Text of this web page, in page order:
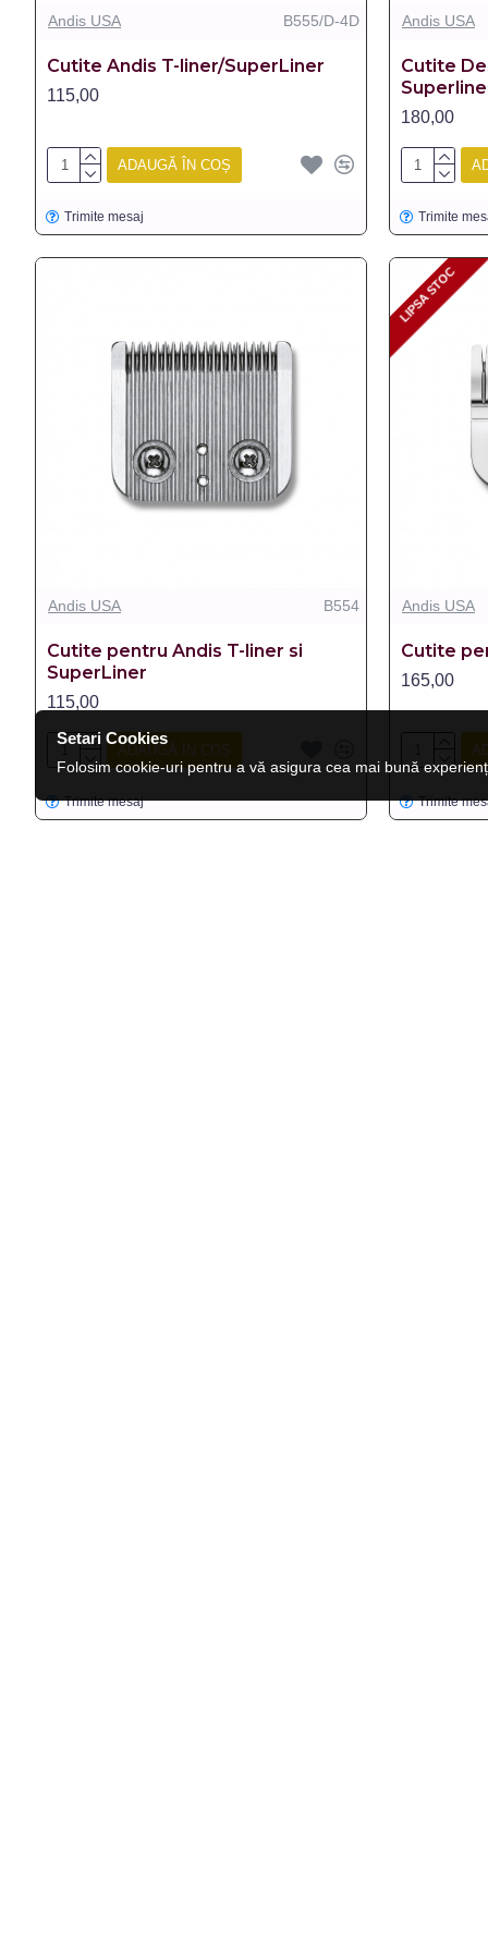
Andis USA B555/D-4D
Cutite Andis T-liner/SuperLiner
115,00
ADAUGĂ ÎN COȘ
Trimite mesaj
Andis USA
Cutite
180,00
Trimite
Andis USA B554
Cutite pentru Andis T-liner si
SuperLiner
115,00
Trimite mesaj
LIPSA STOC
LIPSA STOC
Andis USA
Cutite
165,00
Trimite
Setari Cookies
Folosim cookie-uri pentru a vă asigura cea mai bună